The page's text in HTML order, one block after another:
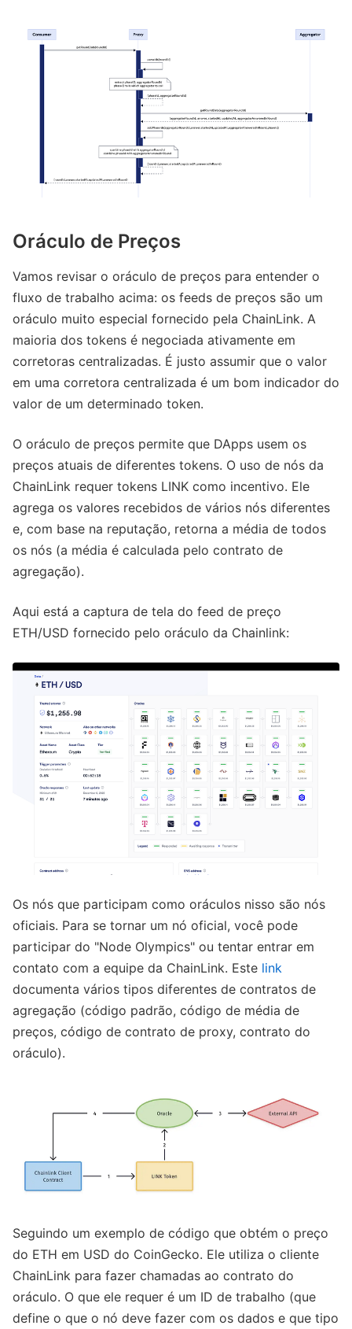
Oráculo de Preços
Vamos revisar o oráculo de preços para entender o
fluxo de trabalho acima: os feeds de preços são um
oráculo muito especial fornecido pela ChainLink. A
maioria dos tokens é negociada ativamente em
corretoras centralizadas. É justo assumir que o valor
em uma corretora centralizada é um bom indicador do
valor de um determinado token.
O oráculo de preços permite que DApps usem os
preços atuais de diferentes tokens. O uso de nós da
ChainLink requer tokens LINK como incentivo. Ele
agrega os valores recebidos de vários nós diferentes
e, com base na reputação, retorna a média de todos
os nós (a média é calculada pelo contrato de
agregação).
Aqui está a captura de tela do feed de preço
ETH/USD fornecido pelo oráculo da Chainlink:
Os nós que participam como oráculos nisso são nós
oficiais. Para se tornar um nó oficial, você pode
participar do "Node Olympics" ou tentar entrar em
contato com a equipe da ChainLink. Este link
documenta vários tipos diferentes de contratos de
agregação (código padrão, código de média de
preços, código de contrato de proxy, contrato do
oráculo).
Seguindo um exemplo de código que obtém o preço
do ETH em USD do CoinGecko. Ele utiliza o cliente
ChainLink para fazer chamadas ao contrato do
oráculo. O que ele requer é um ID de trabalho (que
define o que o nó deve fazer com os dados e que tipo